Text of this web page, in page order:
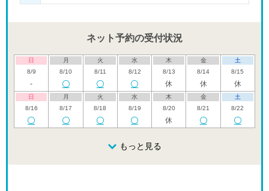
ネット予約の受付状況
日
8/9
-
月
8/10
火
8/11
水
8/12
木
8/13
休
金
8/14
休
土
8/15
休
日
8/16
月
8/17
火
8/18
水
8/19
木
8/20
休
金
8/21
土
8/22
8/26
もっと見る